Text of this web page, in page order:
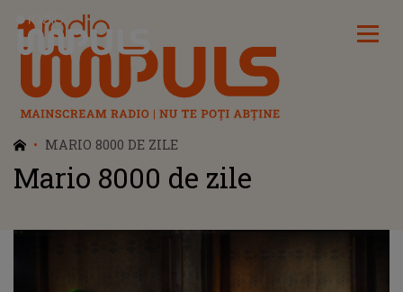
Radio Impuls
MARIO 8000 DE ZILE
Mario 8000 de zile